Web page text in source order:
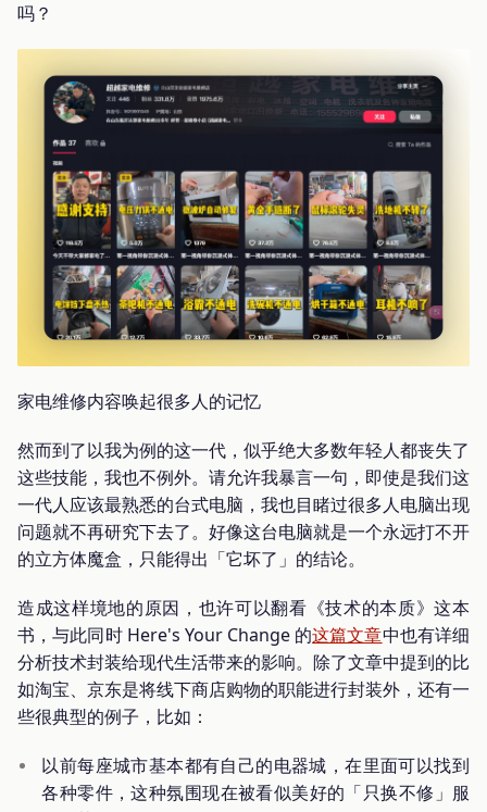
吗？
家电维修内容唤起很多人的记忆
然而到了以我为例的这一代，似乎绝大多数年轻人都丧失了
这些技能，我也不例外。请允许我暴言一句，即使是我们这
一代人应该最熟悉的台式电脑，我也目睹过很多人电脑出现
问题就不再研究下去了。好像这台电脑就是一个永远打不开
的立方体魔盒，只能得出「它坏了」的结论。
造成这样境地的原因，也许可以翻看《技术的本质》这本
书，与此同时 Here's Your Change 的这篇文章中也有详细
分析技术封装给现代生活带来的影响。除了文章中提到的比
如淘宝、京东是将线下商店购物的职能进行封装外，还有一
些很典型的例子，比如：
以前每座城市基本都有自己的电器城，在里面可以找到
各种零件，这种氛围现在被看似美好的「只换不修」服